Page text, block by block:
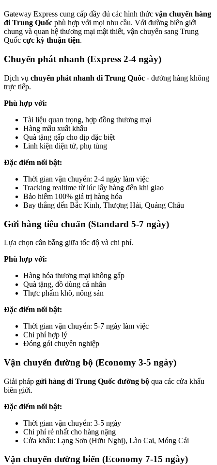
Gateway Express cung cấp đầy đủ các hình thức vận chuyển hàng
đi Trung Quốc phù hợp với mọi nhu cầu. Với đường biên giới
chung và quan hệ thương mại mật thiết, vận chuyển sang Trung
Quốc cực kỳ thuận tiện.
Chuyển phát nhanh (Express 2-4 ngày)
Dịch vụ chuyển phát nhanh đi Trung Quốc - đường hàng không
trực tiếp.
Phù hợp với:
Tài liệu quan trọng, hợp đồng thương mại
Hàng mẫu xuất khẩu
Quà tặng gấp cho dịp đặc biệt
Linh kiện điện tử, phụ tùng
Đặc điểm nổi bật:
Thời gian vận chuyển: 2-4 ngày làm việc
Tracking realtime từ lúc lấy hàng đến khi giao
Bảo hiểm 100% giá trị hàng hóa
Bay thẳng đến Bắc Kinh, Thượng Hải, Quảng Châu
Gửi hàng tiêu chuẩn (Standard 5-7 ngày)
Lựa chọn cân bằng giữa tốc độ và chi phí.
Phù hợp với:
Hàng hóa thương mại không gấp
Quà tặng, đồ dùng cá nhân
Thực phẩm khô, nông sản
Đặc điểm nổi bật:
Thời gian vận chuyển: 5-7 ngày làm việc
Chi phí hợp lý
Đóng gói chuyên nghiệp
Vận chuyển đường bộ (Economy 3-5 ngày)
Giải pháp gửi hàng đi Trung Quốc đường bộ qua các cửa khẩu
biên giới.
Đặc điểm nổi bật:
Thời gian vận chuyển: 3-5 ngày
Chi phí rẻ nhất cho hàng nặng
Cửa khẩu: Lạng Sơn (Hữu Nghị), Lào Cai, Móng Cái
Vận chuyển đường biển (Economy 7-15 ngày)